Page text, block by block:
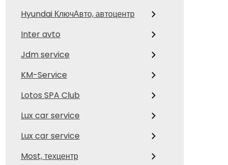
Hyundai КлючАвто, автоцентр
Inter avto
Jdm service
KM-Service
Lotos SPA Club
Lux car service
Lux car service
Most, техцентр